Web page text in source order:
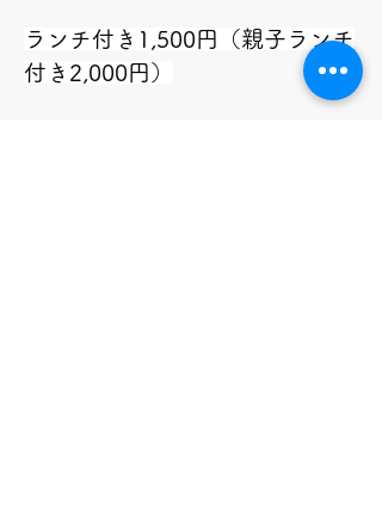
ランチ付き1,500円（親子ランチ
付き2,000円）